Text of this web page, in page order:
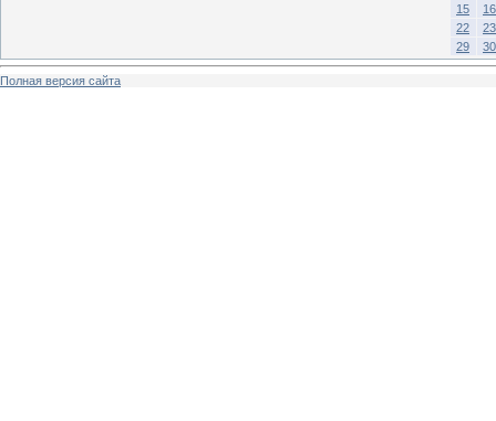
15
16
22
23
29
30
Полная версия сайта